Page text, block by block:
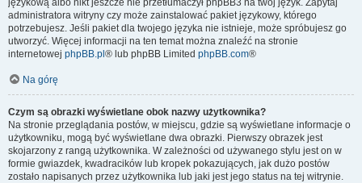
językową albo nikt jeszcze nie przetłumaczył phpBB3 na twój język. Zapytaj
administratora witryny czy może zainstalować pakiet językowy, którego
potrzebujesz. Jeśli pakiet dla twojego języka nie istnieje, może spróbujesz go
utworzyć. Więcej informacji na ten temat można znaleźć na stronie
internetowej phpBB.pl ® lub phpBB Limited phpBB.com®
Na górę
Czym są obrazki wyświetlane obok nazwy użytkownika?
Na stronie przeglądania postów, w miejscu, gdzie są wyświetlane informacje o
użytkowniku, mogą być wyświetlane dwa obrazki. Pierwszy obrazek jest
skojarzony z rangą użytkownika. W zależności od używanego stylu jest on w
formie gwiazdek, kwadracików lub kropek pokazujących, jak dużo postów
zostało napisanych przez użytkownika lub jaki jest jego status na tej witrynie.